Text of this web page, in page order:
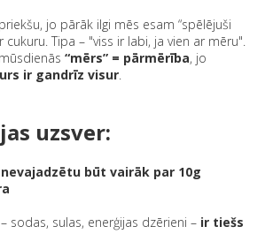
jo pārāk ilgi mēs esam “spēlējuši
cukuru. Tipa – "viss ir labi, ja vien ar mēru".
“mērs” = pārmērība, jo
ir gandrīz visur.
uzsver:
būt vairāk par 10g
sodas, sulas, enerģijas dzērieni – ir tiešs